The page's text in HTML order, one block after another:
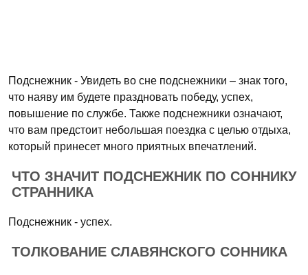
Подснежник - Увидеть во сне подснежники – знак того,
что наяву им будете праздновать победу, успех,
повышение по службе. Также подснежники означают,
что вам предстоит небольшая поездка с целью отдыха,
который принесет много приятных впечатлений.
ЧТО ЗНАЧИТ ПОДСНЕЖНИК ПО СОННИКУ
СТРАННИКА
Подснежник - успех.
ТОЛКОВАНИЕ СЛАВЯНСКОГО СОННИКА